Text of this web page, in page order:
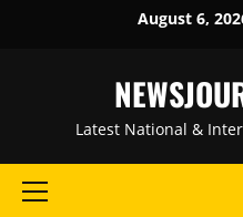
August 6,
Latest National &
Primary